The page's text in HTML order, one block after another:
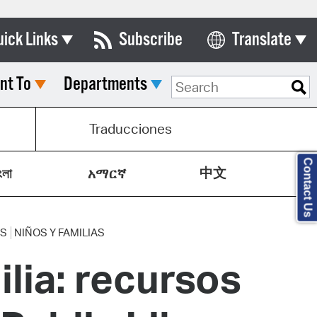
Links
& Commissions
City Council
List
& Documents
Code
Meeting Portal
Subscribe Translate
Select Language
To Departments
Traducciones
አማርኛ 中文
NIÑOS Y FAMILIAS
recursos
Contact Us